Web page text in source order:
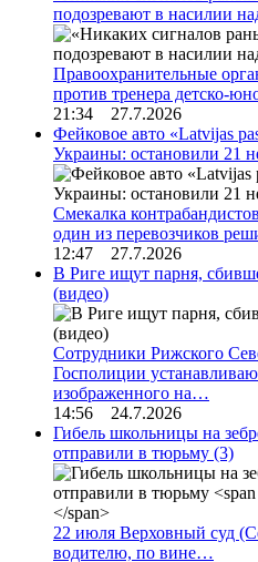
подозревают в насилии
Правоохранительные
против тренера детско-
21:34 27.7.2026
Фейковое авто «Latvijas
Украины: остановили 21
Смекалка
один из перевозчиков
12:47 27.7.2026
В Риге ищут парня,
(видео)
Сотрудники Рижского
Госполиции
изображенного на…
14:56 24.7.2026
Гибель школьницы на
отправили в тюрьму (3)
22 июля Верховный суд
водителю, по вине…